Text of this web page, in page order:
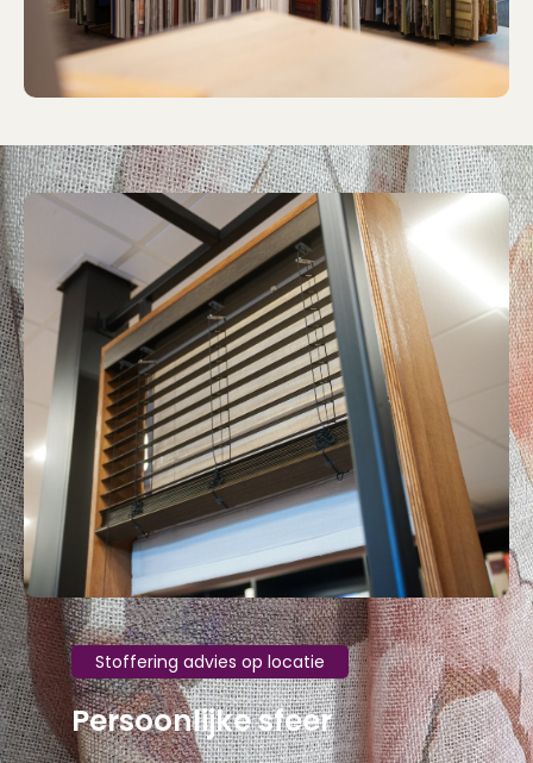
Stoffering advies op locatie
Persoonlijke sfeer